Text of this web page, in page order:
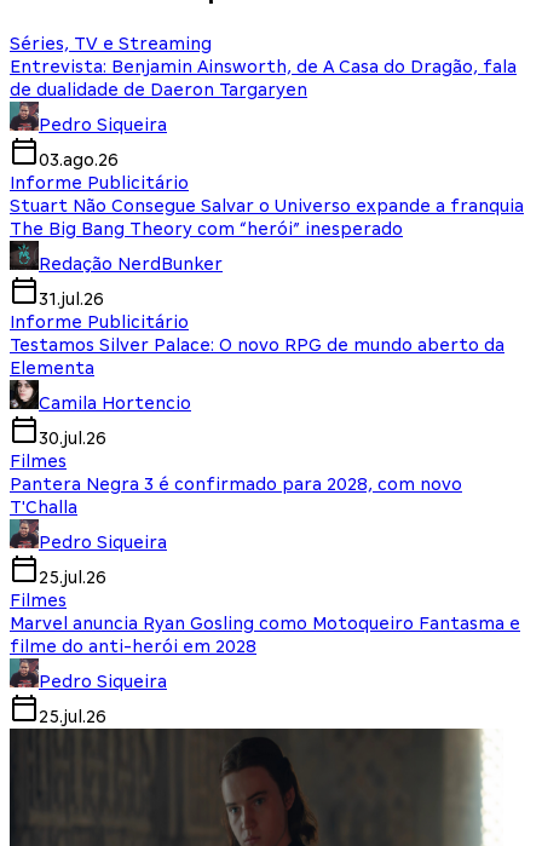
Séries, TV e Streaming
Entrevista: Benjamin Ainsworth, de A Casa do Dragão, fala
de dualidade de Daeron Targaryen
Pedro Siqueira
03.ago.26
Informe Publicitário
Stuart Não Consegue Salvar o Universo expande a franquia
The Big Bang Theory com “herói” inesperado
Redação NerdBunker
31.jul.26
Informe Publicitário
Testamos Silver Palace: O novo RPG de mundo aberto da
Elementa
Camila Hortencio
30.jul.26
Filmes
Pantera Negra 3 é confirmado para 2028, com novo
T'Challa
Pedro Siqueira
25.jul.26
Filmes
Marvel anuncia Ryan Gosling como Motoqueiro Fantasma e
filme do anti-herói em 2028
Pedro Siqueira
25.jul.26